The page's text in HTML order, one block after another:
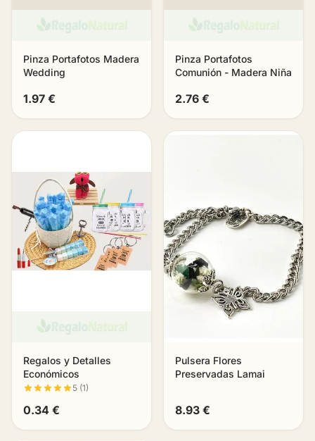
Pinza Portafotos Madera
Wedding
1.97 €
Pinza Portafotos
Comunión - Madera Niña
2.76 €
Regalos y Detalles
Económicos
5 (1)
0.34 €
Pulsera Flores
Preservadas Lamai
8.93 €